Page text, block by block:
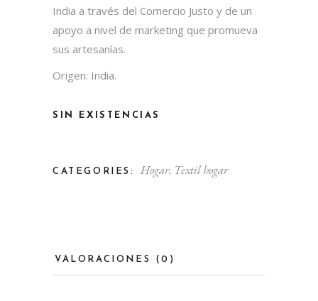
India a través del Comercio Justo y de un
apoyo a nivel de marketing que promueva
sus artesanías.
Origen: India.
SIN EXISTENCIAS
CATEGORIES: Hogar, Textil hogar
VALORACIONES (0)